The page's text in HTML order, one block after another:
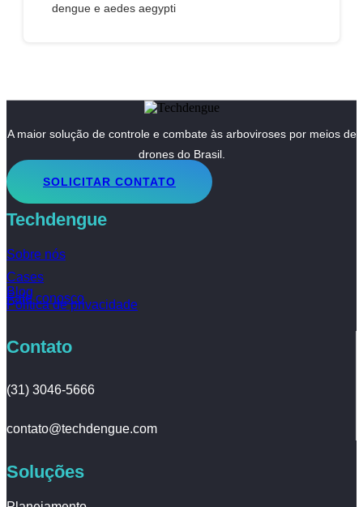
dengue e aedes aegypti
A maior solução de controle e combate às arboviroses por meios de
drones do Brasil.
SOLICITAR CONTATO
Techdengue
Sobre nós
Cases
Blog
Fale conosco
Política de privacidade
Contato
(31) 3046-5666
contato@techdengue.com
Soluções